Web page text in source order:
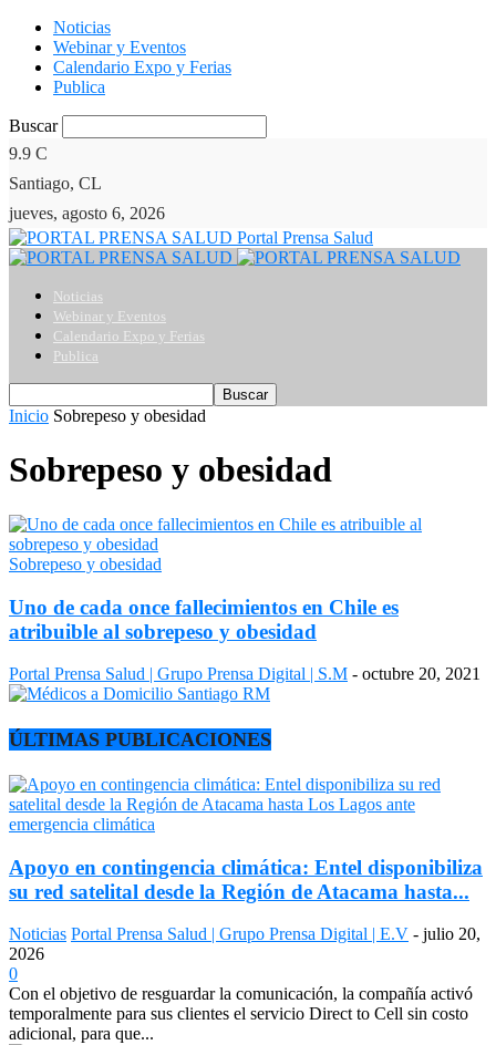
Noticias
Webinar y Eventos
Calendario Expo y Ferias
Publica
Buscar
9.9 C
Santiago, CL
jueves, agosto 6, 2026
Portal Prensa Salud
Noticias
Webinar y Eventos
Calendario Expo y Ferias
Publica
Inicio Sobrepeso y obesidad
Sobrepeso y obesidad
Sobrepeso y obesidad
Uno de cada once fallecimientos en Chile es
atribuible al sobrepeso y obesidad
Portal Prensa Salud | Grupo Prensa Digital | S.M - octubre 20, 2021
ÚLTIMAS PUBLICACIONES
Apoyo en contingencia climática: Entel disponibiliza
su red satelital desde la Región de Atacama hasta...
Noticias Portal Prensa Salud | Grupo Prensa Digital | E.V - julio 20,
2026
0
Con el objetivo de resguardar la comunicación, la compañía activó
temporalmente para sus clientes el servicio Direct to Cell sin costo
adicional, para que...